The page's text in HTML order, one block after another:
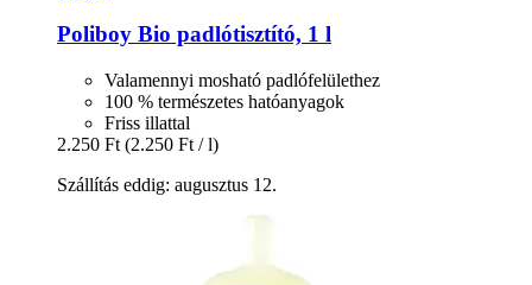
Poliboy Bio padlótisztító, 1 l
Valamennyi mosható padlófelülethez
100 % természetes hatóanyagok
Friss illattal
2.250 Ft (2.250 Ft / l)
Szállítás eddig: augusztus 12.